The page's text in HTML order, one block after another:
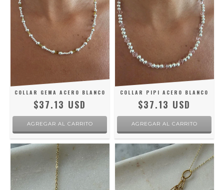
COLLAR GEMA ACERO BLANCO
$37.13 USD
COLLAR PIPI ACERO BLANCO
$37.13 USD